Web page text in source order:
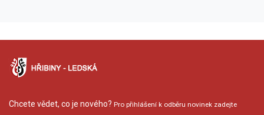
Chcete vědet, co je nového? Pro přihlášení k odběru novinek zadejte